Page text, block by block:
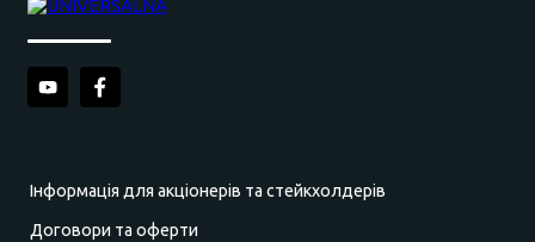
Інформація для акціонерів та стейкхолдерів
Договори та оферти